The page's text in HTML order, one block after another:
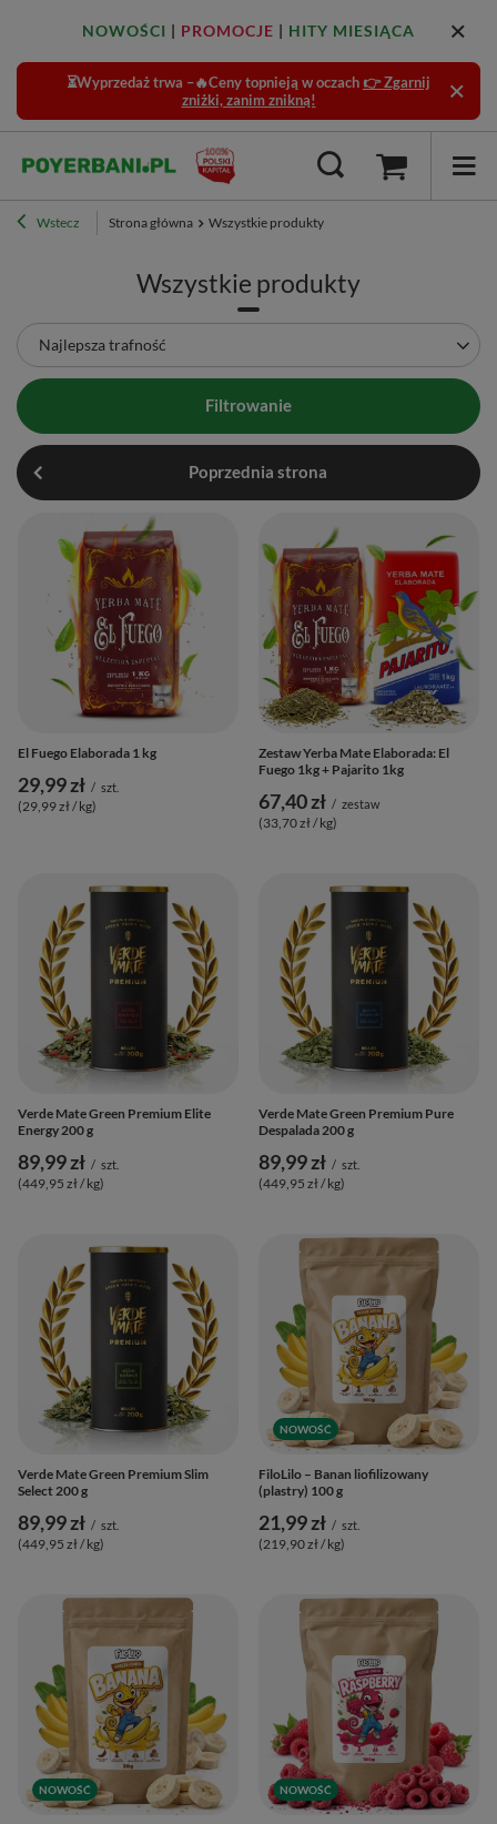
NOWOŚCI | PROMOCJE | HITY MIESIĄCA
⏳Wyprzedaż trwa –🔥Ceny topnieją w oczach 👉 Zgarnij
zniżki, zanim znikną!
Wstecz Strona główna Wszystkie produkty
Wszystkie produkty
Zmień sortowanie
Najlepsza trafność
Filtrowanie
Poprzednia strona
El Fuego Elaborada 1 kg
29,99 zł / szt.
(29,99 zł / kg)
Zestaw Yerba Mate Elaborada: El
Fuego 1kg + Pajarito 1kg
67,40 zł / zestaw
(33,70 zł / kg)
Verde Mate Green Premium Elite
Energy 200 g
89,99 zł / szt.
(449,95 zł / kg)
Verde Mate Green Premium Pure
Despalada 200 g
89,99 zł / szt.
(449,95 zł / kg)
Verde Mate Green Premium Slim
Select 200 g
89,99 zł / szt.
(449,95 zł / kg)
NOWOŚĆ
FiloLilo – Banan liofilizowany
(plastry) 100 g
21,99 zł / szt.
(219,90 zł / kg)
NOWOŚĆ NOWOŚĆ